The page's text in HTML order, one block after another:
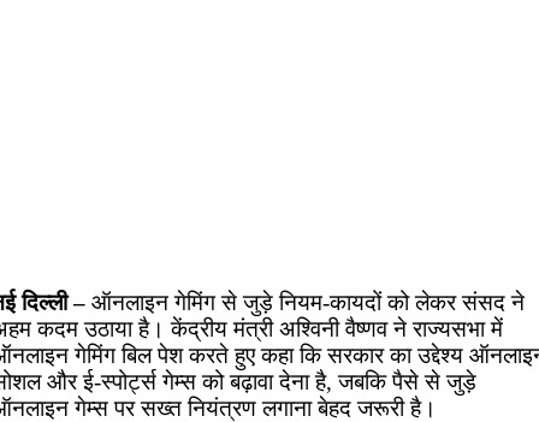
दिल्ली – ऑनलाइन गेमिंग से जुड़े नियम-कायदों को लेकर संसद ने
कदम उठाया है। केंद्रीय मंत्री अश्विनी वैष्णव ने राज्यसभा में
गेमिंग बिल पेश करते हुए कहा कि सरकार का उद्देश्य
और ई-स्पोर्ट्स गेम्स को बढ़ावा देना है, जबकि पैसे से जुड़े
गेम्स पर सख्त नियंत्रण लगाना बेहद जरूरी है।